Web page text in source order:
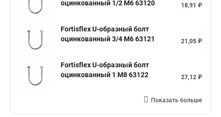
оцинкованный 1/2 М6 63120
18,91 ₽
Fortisflex U-образный болт
оцинкованный 3/4 М6 63121
21,05 ₽
Fortisflex U-образный болт
оцинкованный 1 М8 63122
27,12 ₽
Показать больше